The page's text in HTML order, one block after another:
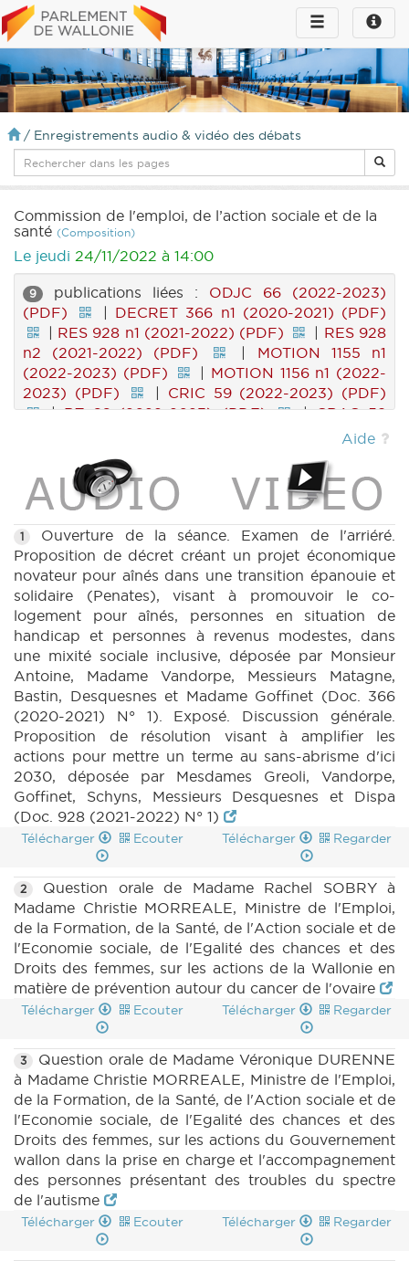
Toggle
infos
Toggle
navigation
/ Enregistrements audio & vidéo des débats
Commission de l'emploi, de l’action sociale et de la
santé (Composition)
Le jeudi 24/11/2022 à 14:00
9 publications liées : ODJC 66 (2022-2023)
(PDF)
| DECRET 366 n1 (2020-2021) (PDF)
| RES 928 n1 (2021-2022) (PDF) | RES 928
n2 (2021-2022) (PDF)
| MOTION 1155 n1
(2022-2023) (PDF)
| MOTION 1156 n1 (2022-
2023) (PDF)
| CRIC 59 (2022-2023) (PDF)
|BT 66 (2022-2023) (PDF) |CRAC 59
Aide
1
Ouverture de la séance. Examen de l'arriéré.
Proposition de décret créant un projet économique
novateur pour aînés dans une transition épanouie et
solidaire (Penates), visant à promouvoir le co-
logement pour aînés, personnes en situation de
handicap et personnes à revenus modestes, dans
une mixité sociale inclusive, déposée par Monsieur
Antoine, Madame Vandorpe, Messieurs Matagne,
Bastin, Desquesnes et Madame Goffinet (Doc. 366
(2020-2021) N° 1). Exposé. Discussion générale.
Proposition de résolution visant à amplifier les
actions pour mettre un terme au sans-abrisme d'ici
2030, déposée par Mesdames Greoli, Vandorpe,
Goffinet, Schyns, Messieurs Desquesnes et Dispa
(Doc. 928 (2021-2022) N° 1)
Télécharger Ecouter Télécharger Regarder
2
Question orale de Madame Rachel SOBRY à
Madame Christie MORREALE, Ministre de l'Emploi,
de la Formation, de la Santé, de l'Action sociale et de
l'Economie sociale, de l'Egalité des chances et des
Droits des femmes, sur les actions de la Wallonie en
matière de prévention autour du cancer de l'ovaire
Télécharger Ecouter Télécharger Regarder
3
Question orale de Madame Véronique DURENNE
à Madame Christie MORREALE, Ministre de l'Emploi,
de la Formation, de la Santé, de l'Action sociale et de
l'Economie sociale, de l'Egalité des chances et des
Droits des femmes, sur les actions du Gouvernement
wallon dans la prise en charge et l'accompagnement
des personnes présentant des troubles du spectre
de l'autisme
Télécharger Ecouter Télécharger Regarder